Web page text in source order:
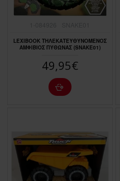
LEXIBOOK ΤΗΛΕΚΑΤΕΥΘΥΝΟΜΕΝΟΣ
ΑΜΦΙΒΙΟΣ ΠΥΘΩΝΑΣ (SNAKE01)
49,95€